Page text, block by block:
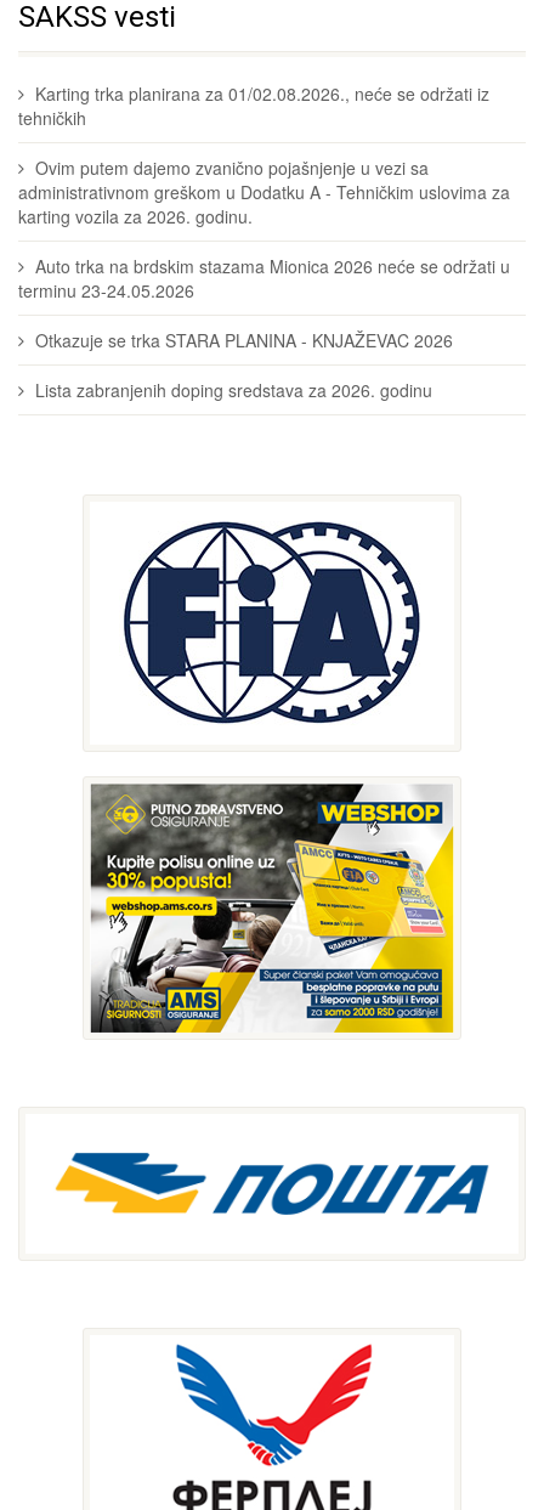
SAKSS vesti
Karting trka planirana za 01/02.08.2026., neće se održati iz
tehničkih
Ovim putem dajemo zvanično pojašnjenje u vezi sa
administrativnom greškom u Dodatku A - Tehničkim uslovima za
karting vozila za 2026. godinu.
Auto trka na brdskim stazama Mionica 2026 neće se održati u
terminu 23-24.05.2026
Otkazuje se trka STARA PLANINA - KNJAŽEVAC 2026
Lista zabranjenih doping sredstava za 2026. godinu